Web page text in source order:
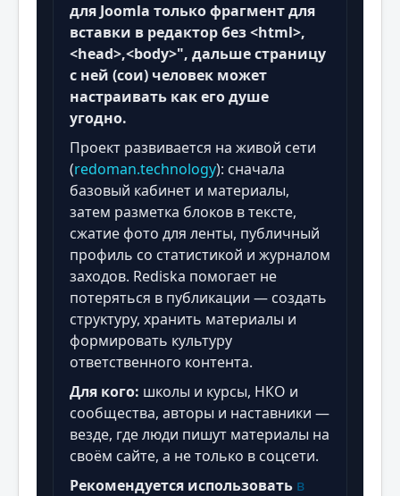
для Joomla только фрагмент для
вставки в редактор без <html>,
<head>,<body>", дальше страницу
с ней (сои) человек может
настраивать как его душе
угодно.
Проект развивается на живой сети
(redoman.technology): сначала
базовый кабинет и материалы,
затем разметка блоков в тексте,
сжатие фото для ленты, публичный
профиль со статистикой и журналом
заходов. Rediska помогает не
потеряться в публикации — создать
структуру, хранить материалы и
формировать культуру
ответственного контента.
Для кого: школы и курсы, НКО и
сообщества, авторы и наставники —
везде, где люди пишут материалы на
своём сайте, а не только в соцсети.
Рекомендуется использовать в